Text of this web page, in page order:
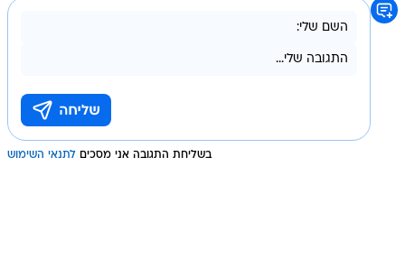
בשליחת התגובה אני מסכים לתנאי השימוש